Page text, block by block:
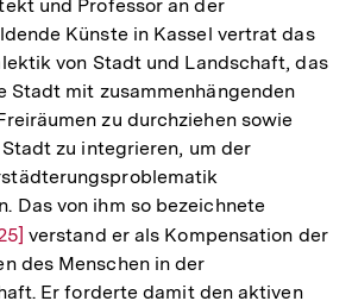
und Professor an der
Künste in Kassel vertrat das
von Stadt und Landschaft, das
Stadt mit zusammenhängenden
zu durchziehen sowie
zu integrieren, um der
Das von ihm so bezeichnete
verstand er als Kompensation der
des Menschen in der
Er forderte damit den aktiven